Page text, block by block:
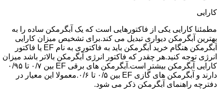
کارایی
مطمئنا کارایی یکی از فاکتورهایی است که یک آبگرمکن ساده را به
بهترین آبگرمکن دیواری تبدیل می کند.برای تشخیص میزان کارایی
آبگرمکن هنگام خرید آبگرمکن باید به فاکتوری به نام EF یا فاکتور
انرژی توجه کنید.هر چقدر که فاکتور انرژی آبگرمکن بالاتر باشد میزان
کارایی آبگرمکن بیشتر است.آبگرمکن های برقی EF بین ۰/۷ تا ۰/۹۵
دارند و آبگرمکن های گازی EF بین ۰/۵ تا ۰/۶.معمولا این معیار در
دفترچه راهنمای آبگرمکن ذکر می شود.